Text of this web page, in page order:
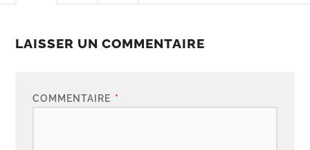
LAISSER UN COMMENTAIRE
COMMENTAIRE *